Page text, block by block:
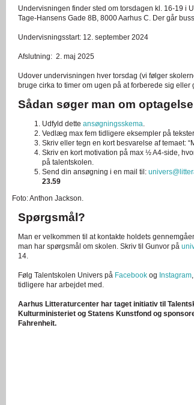
Undervisningen finder sted om torsdagen kl. 16-19 i
Tage-Hansens Gade 8B, 8000 Aarhus C. Der går
Undervisningsstart: 12. september 2024
Afslutning: 2. maj 2025
Udover undervisningen hver torsdag (vi følger
bruge cirka to timer om ugen på at forberede sig
Sådan søger man om optagelse
Udfyld dette ansøgningsskema.
Vedlæg max fem tidligere eksempler på
Skriv eller tegn en kort besvarelse af temaet:
Skriv en kort motivation på max ½ A4-side,
på talentskolen.
Send din ansøgning i en mail til:
23.59
Foto: Anthon Jackson.
Spørgsmål?
Man er velkommen til at kontakte holdets
man har spørgsmål om skolen. Skriv til Gunvor på
14.
Følg Talentskolen Univers på Facebook og Instagram
tidligere har arbejdet med.
Aarhus Litteraturcenter har taget initiativ til
Kulturministeriet og Statens Kunstfond og
Fahrenheit.